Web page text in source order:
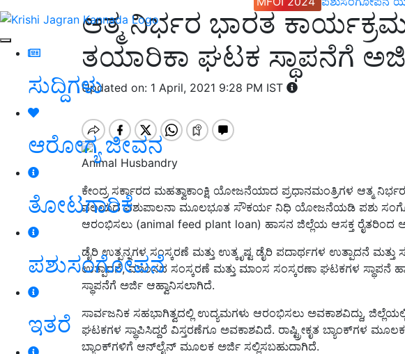
ಸುದ್ದಿಗಳು
ಆರೋಗ್ಯ ಜೀವನ
ತೋಟಗಾರಿಕೆ
ಪಶುಸಂಗೋಪನೆ
ಇತರೆ
ಆತ್ಮ ನಿರ್ಭರ ಭಾರತ
ತಯಾರಿಕಾ ಘಟಕ ಸ್ಥಾಪನೆಗೆ
Updated on: 1 April, 2021 9:28 PM IST
Animal Husbandry
ಕೇಂದ್ರ ಸರ್ಕಾರದ ಮಹತ್ವಾಕಾಂಕ್ಷಿ ಯೋಜನೆಯಾದ ಪ್ರಧಾನಮಂತ್ರಿಗಳ ಆತ್ಮ
ವಲಯದ ಪಶುಪಾಲನಾ ಮೂಲಭೂತ ಸೌಕರ್ಯ ನಿಧಿ ಯೋಜನೆಯಡಿ ಪಶು
ಆರಂಭಿಸಲು (animal feed plant loan) ಹಾಸನ ಜಿಲ್ಲೆಯ ಆಸಕ್ತ ರೈತರಿಂದ
ಡೈರಿ ಉತ್ಪನ್ನಗಳ ಸಂಸ್ಕರಣೆ ಮತ್ತು ಉತ್ಕೃಷ್ಟ ಡೈರಿ ಪದಾರ್ಥಗಳ ಉತ್ಪಾದನೆ
ಉತ್ಪಾದನೆ, ಮಾಂಸದ ಸಂಸ್ಕರಣೆ ಮತ್ತು ಮಾಂಸ ಸಂಸ್ಕರಣಾ ಘಟಕಗಳ ಸ್ಥಾಪನೆ
ಸ್ಥಾಪನೆಗೆ ಅರ್ಜಿ ಆಹ್ವಾನಿಸಲಾಗಿದೆ.
ಸಾರ್ವಜನಿಕ ಸಹಭಾಗಿತ್ವದಲ್ಲಿ ಉದ್ಯಮಗಳು ಆರಂಭಿಸಲು ಅವಕಾಶವಿದ್ದು,
ಘಟಕಗಳ ಸ್ಥಾಪಿಸಿದ್ದರೆ ವಿಸ್ತರಣೆಗೂ ಅವಕಾಶವಿದೆ. ರಾಷ್ಟ್ರೀಕೃತ ಬ್ಯಾಂಕ್‍ಗಳ
ಬ್ಯಾಂಕ್‍ಗಳಿಗೆ ಆನ್‍ಲೈನ್ ಮೂಲಕ ಅರ್ಜಿ ಸಲ್ಲಿಸಬಹುದಾಗಿದೆ.